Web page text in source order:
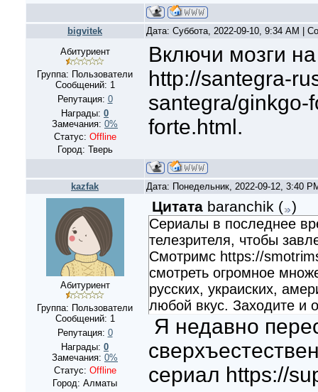
bigvitek
Дата: Суббота, 2022-09-10, 9:34 AM |
Абитуриент
Группа: Пользователи
Сообщений: 1
Репутация: 0
Награды: 0
Замечания: 0%
Статус: Offline
Город: Тверь
Включи мозги
http://santegra-
santegra/ginkgo-
forte.html.
kazfak Дата: Понедельник, 2022-09-12, 3:40
Абитуриент
Группа: Пользователи
Сообщений: 1
Репутация: 0
Награды: 0
Замечания: 0%
Статус: Offline
Город: Алматы
Цитата baranchik ( )
Сериалы в последнее
телезрителя, чтобы
Смотримс https://
смотреть огромное
русских, украиских,
любой вкус. Заходите и
Я недавно
сериал https://